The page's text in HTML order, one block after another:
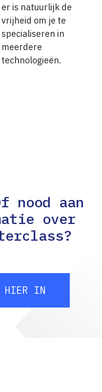
er is natuurlijk de
vrijheid om je te
specialiseren in
meerdere
technologieën.
nood aan
over
HIER IN